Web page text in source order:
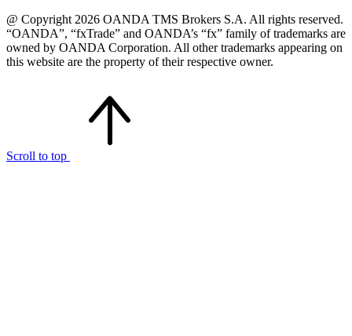
@ Copyright 2026 OANDA TMS Brokers S.A. All rights reserved.
“OANDA”, “fxTrade” and OANDA’s “fx” family of trademarks are
owned by OANDA Corporation. All other trademarks appearing on
this website are the property of their respective owner.
Scroll to top